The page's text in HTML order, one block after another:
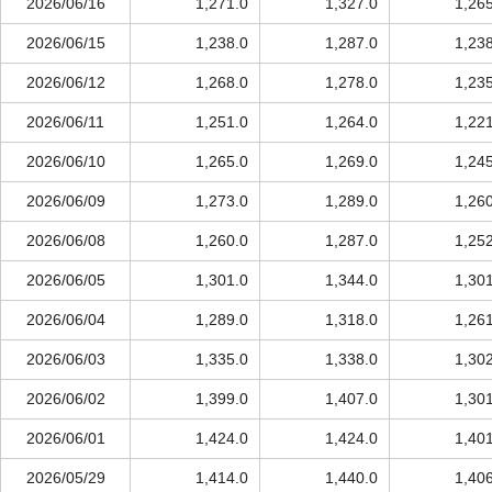
2026/06/15 1,238.0 1,287.0
2026/06/12 1,268.0 1,278.0
2026/06/11 1,251.0 1,264.0
2026/06/10 1,265.0 1,269.0
2026/06/09 1,273.0 1,289.0
2026/06/08 1,260.0 1,287.0
2026/06/05 1,301.0 1,344.0
2026/06/04 1,289.0 1,318.0
2026/06/03 1,335.0 1,338.0
2026/06/02 1,399.0 1,407.0
2026/06/01 1,424.0 1,424.0
2026/05/29 1,414.0 1,440.0